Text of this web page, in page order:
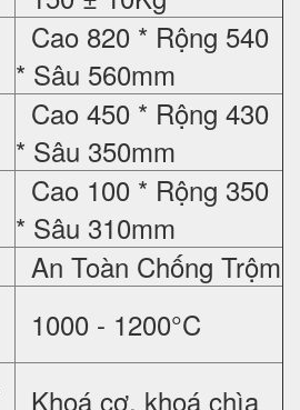
Cao 820 * Rộng 540
* Sâu 560mm
Cao 450 * Rộng 430
* Sâu 350mm
Cao 100 * Rộng 350
* Sâu 310mm
An Toàn Chống Trộm
1000 - 1200°C
Khoá cơ, khoá chìa